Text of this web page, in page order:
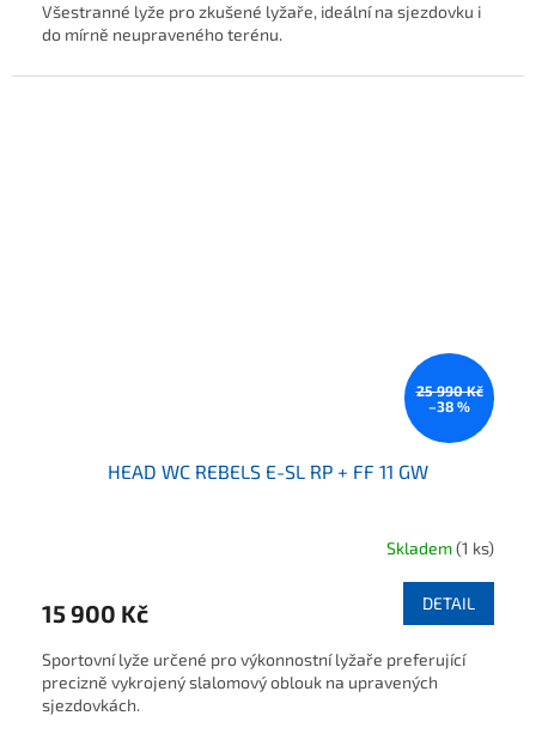
Všestranné lyže pro zkušené lyžaře, ideální na sjezdovku i
do mírně neupraveného terénu.
25 990 Kč
–38 %
HEAD WC REBELS E-SL RP + FF 11 GW
Skladem(1 ks)
15 900 Kč DETAIL
Sportovní lyže určené pro výkonnostní lyžaře preferující
precizně vykrojený slalomový oblouk na upravených
sjezdovkách.